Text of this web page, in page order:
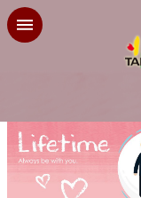
跳到主要內容區塊